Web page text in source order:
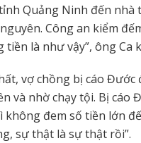
Quảng Ninh đến nhà
Công an kiểm
là như vậy”, ông Ca
vợ chồng bị cáo Đước
và nhờ chạy tội. Bị cáo
đem số tiền lớn
sự thật là sự thật rồi”.